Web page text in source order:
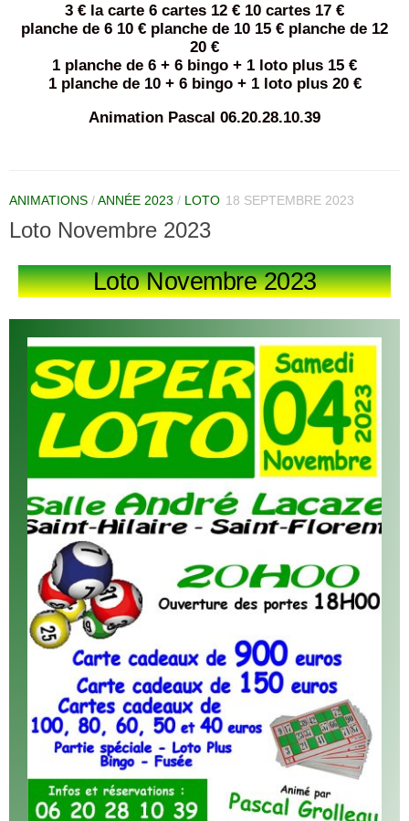
3 € la carte 6 cartes 12 € 10 cartes 17 €
planche de 6 10 € planche de 10 15 € planche de 12
20 €
1 planche de 6 + 6 bingo + 1 loto plus 15 €
1 planche de 10 + 6 bingo + 1 loto plus 20 €
Animation Pascal 06.20.28.10.39
ANIMATIONS /ANNÉE 2023 / LOTO 18 SEPTEMBRE 2023
Loto Novembre 2023
Loto Novembre 2023